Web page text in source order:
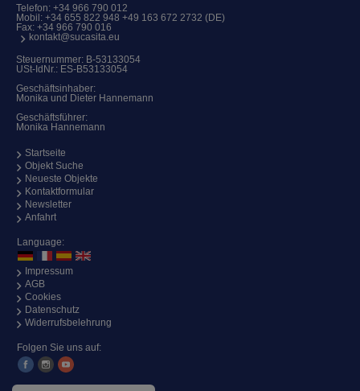
Telefon: +34 966 790 012
Mobil: +34 655 822 948 +49 163 672 2732 (DE)
Fax: +34 966 790 016
kontakt@sucasita.eu
Steuernummer: B-53133054
USt-IdNr.: ES-B53133054
Geschäftsinhaber:
Monika und Dieter Hannemann
Geschäftsführer:
Monika Hannemann
Startseite
Objekt Suche
Neueste Objekte
Kontaktformular
Newsletter
Anfahrt
Language:
Impressum
AGB
Cookies
Datenschutz
Widerrufsbelehrung
Folgen Sie uns auf: